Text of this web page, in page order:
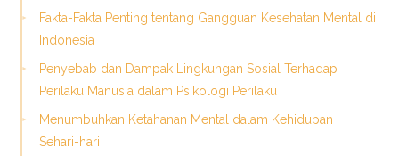
Fakta-Fakta Penting tentang Gangguan Kesehatan Mental di
Indonesia
Penyebab dan Dampak Lingkungan Sosial Terhadap
Perilaku Manusia dalam Psikologi Perilaku
Menumbuhkan Ketahanan Mental dalam Kehidupan
Sehari-hari